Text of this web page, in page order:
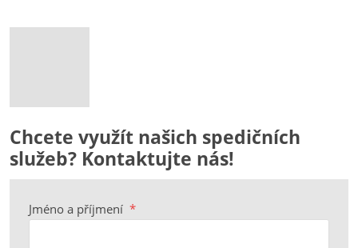
Chcete využít našich spedičních
služeb? Kontaktujte nás!
Jméno a příjmení *